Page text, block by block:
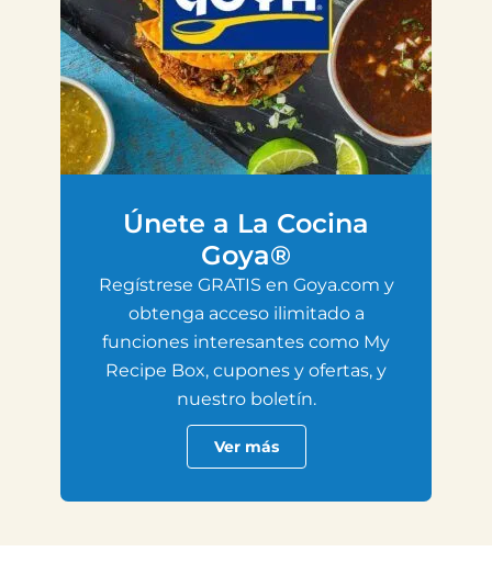
Únete a La Cocina
Goya®
Regístrese GRATIS en Goya.com y
obtenga acceso ilimitado a
funciones interesantes como My
Recipe Box, cupones y ofertas, y
nuestro boletín.
Ver más